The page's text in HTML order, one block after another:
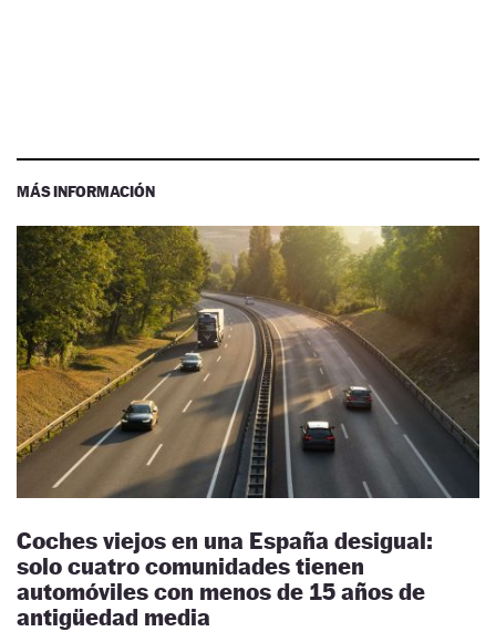
MÁS INFORMACIÓN
Coches viejos en una España desigual:
solo cuatro comunidades tienen
automóviles con menos de 15 años de
antigüedad media